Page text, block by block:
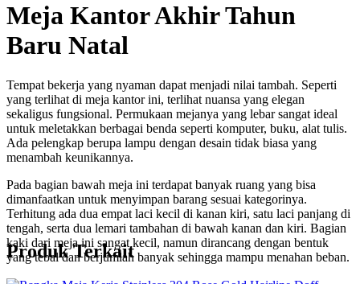
Meja Kantor Akhir Tahun
Baru Natal
Tempat bekerja yang nyaman dapat menjadi nilai tambah. Seperti
yang terlihat di meja kantor ini, terlihat nuansa yang elegan
sekaligus fungsional. Permukaan mejanya yang lebar sangat ideal
untuk meletakkan berbagai benda seperti komputer, buku, alat tulis.
Ada pelengkap berupa lampu dengan desain tidak biasa yang
menambah keunikannya.
Pada bagian bawah meja ini terdapat banyak ruang yang bisa
dimanfaatkan untuk menyimpan barang sesuai kategorinya.
Terhitung ada dua empat laci kecil di kanan kiri, satu laci panjang di
tengah, serta dua lemari tambahan di bawah kanan dan kiri. Bagian
kaki dari meja ini sangat kecil, namun dirancang dengan bentuk
yang tebal dan berjumlah banyak sehingga mampu menahan beban.
Produk Terkait